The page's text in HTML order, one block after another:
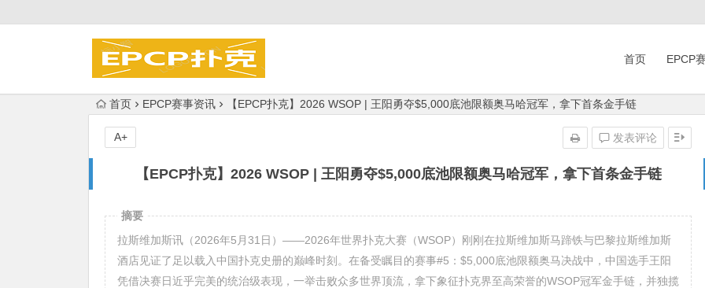
首页 EPCP
首页 EPCP赛事资讯 【EPCP扑克】2026 WSOP | 王阳勇夺$5,000底池限额奥马哈冠军，拿下首条金手链
【EPCP扑克】2026 WSOP | 王阳勇夺$5,000底池限额奥马哈冠军，拿下首条金手链
发表评论
A+
摘要
拉斯维加斯讯（2026年5月31日）——2026年世界扑克大赛（WSOP）刚刚在拉斯维加斯马蹄铁与巴黎拉斯维加斯
酒店见证了足以载入中国扑克史册的巅峰时刻。在备受瞩目的赛事#5：$5,000底池限额奥马决战中，中国选手王阳
凭借决赛日近乎完美的统治级表现，一举击败众多世界顶流，拿下象征扑克界至高荣誉的WSOP冠军金手链，并独揽